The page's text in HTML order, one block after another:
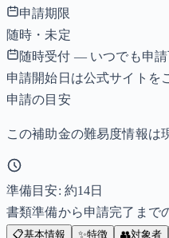
申請期限
随時・未定
随時受付 — いつでも申
申請開始日は公式サイトを
申請の目安
この補助金の難易度情報は
準備目安: 約14日
書類準備から申請完了まで
📋基本情報 ✨特徴 👥対象者